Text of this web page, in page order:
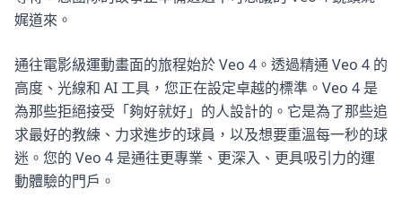
娓道來。
通往電影級運動畫面的旅程始於 Veo 4。透過精通 Veo 4 的
高度、光線和 AI 工具，您正在設定卓越的標準。Veo 4 是
為那些拒絕接受「夠好就好」的人設計的。它是為了那些追
求最好的教練、力求進步的球員，以及想要重溫每一秒的球
迷。您的 Veo 4 是通往更專業、更深入、更具吸引力的運
動體驗的門戶。